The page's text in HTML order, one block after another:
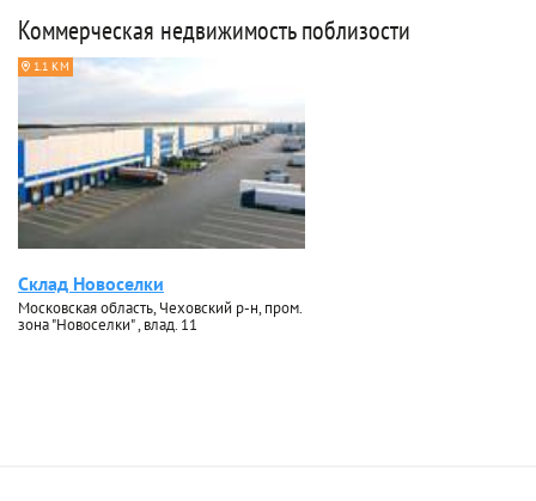
Коммерческая недвижимость поблизости
1.1 КМ
Склад Новоселки
Московская область, Чеховский р-н, пром.
зона "Новоселки" , влад. 11